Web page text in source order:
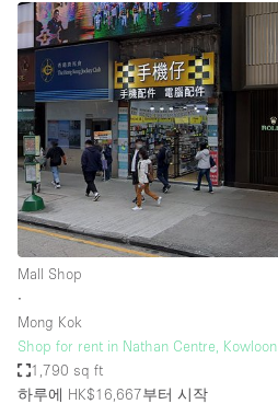
Mall Shop
∙
Mong Kok
Shop for rent in Nathan Centre, Kowloon
1,790 sq ft
하루에 HK$16,667부터 시작